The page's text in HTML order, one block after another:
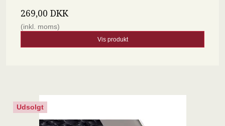
269,00 DKK
(inkl. moms)
Vis produkt
Udsolgt